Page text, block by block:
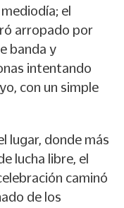
el
arropado por
banda y
intentando
con un simple
lugar, donde más
lucha libre, el
caminó
de los